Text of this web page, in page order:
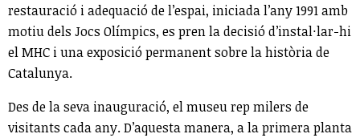
restauració i adequació de l’espai, iniciada l’any 1991 amb
motiu dels Jocs Olímpics, es pren la decisió d’instal·lar-hi
el MHC i una exposició permanent sobre la història de
Catalunya.
Des de la seva inauguració, el museu rep milers de
visitants cada any. D’aquesta manera, a la primera planta